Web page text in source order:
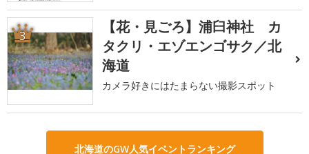
3
【花・見ごろ】浦臼神社 カ
タクリ・エゾエンゴサク／北
海道
カメラ好きにはたまらない撮影スポット
北海道のGW人気イベントランキング